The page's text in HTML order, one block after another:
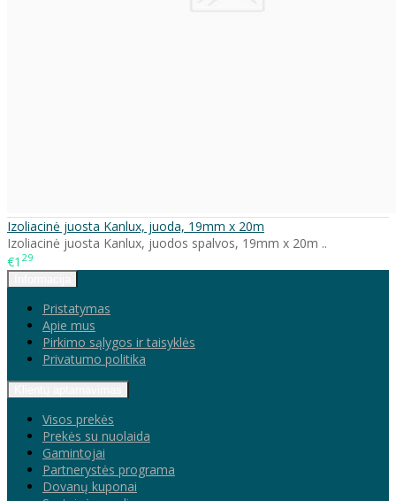
Izoliacinė juosta Kanlux, juoda, 19mm x 20m
Izoliacinė juosta Kanlux, juodos spalvos, 19mm x 20m ..
€1 29
Pristatymas
Apie mus
Pirkimo sąlygos ir taisyklės
Privatumo politika
Visos prekės
Prekės su nuolaida
Gamintojai
Partnerystės programa
Dovanų kuponai